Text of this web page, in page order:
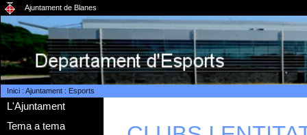
Ajuntament de Blanes
Inici: Ajuntament: Esports
L'Ajuntament
Tema a tema